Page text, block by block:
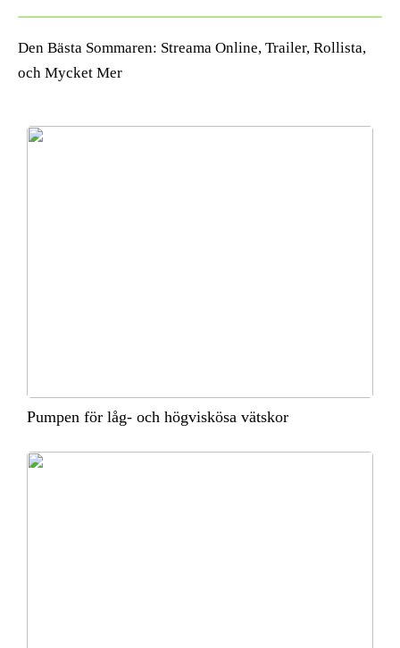
Den Bästa Sommaren: Streama Online, Trailer, Rollista,
och Mycket Mer
Pumpen för låg- och högviskösa vätskor